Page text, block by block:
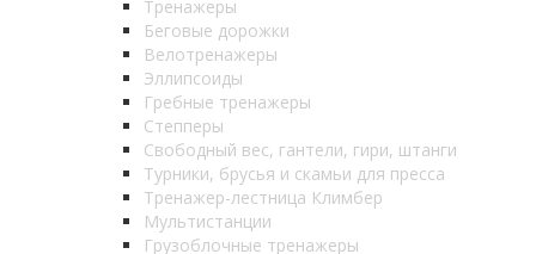
Тренажеры
Беговые дорожки
Велотренажеры
Эллипсоиды
Гребные тренажеры
Степперы
Свободный вес, гантели, гири, штанги
Турники, брусья и скамьи для пресса
Тренажер-лестница Климбер
Мультистанции
Грузоблочные тренажеры